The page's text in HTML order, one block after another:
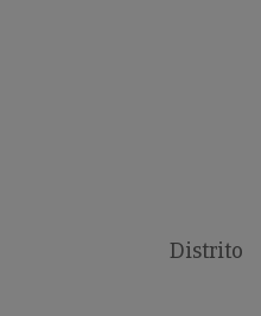
Distrito